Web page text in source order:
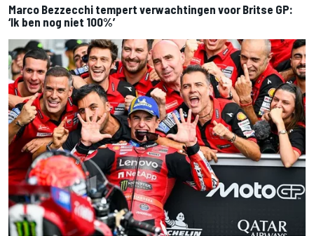
Marco Bezzecchi tempert verwachtingen voor Britse GP:
‘Ik ben nog niet 100%’